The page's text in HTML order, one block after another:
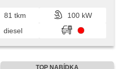
hak holowniczy,
2 strefowa
dotrzymujący
do jazdy dziennej, LED denní
komputer pokładowy,
režimu, nawigacja
81 tkm
100 kW
diesel
TOP NABÍDKA